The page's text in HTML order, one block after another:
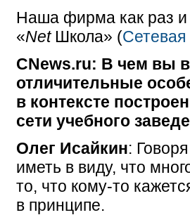
Наша фирма как раз и
«NetШкола» (
CNews.ru: В чем вы
отличительные
в контексте
сети учебного
Олег Исайкин:
иметь в виду, что
то, что кому-то
в принципе.